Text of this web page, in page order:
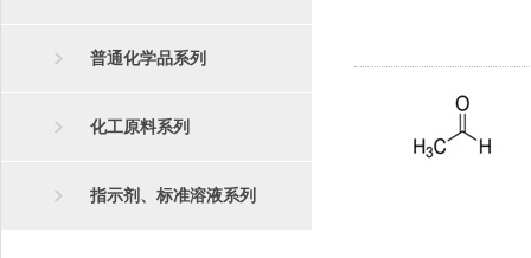
普通化学品系列
化工原料系列
指示剂、标准溶液系列